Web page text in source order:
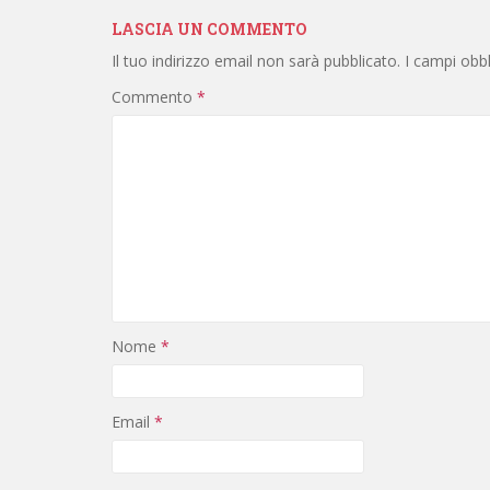
LASCIA UN COMMENTO
Il tuo indirizzo email non sarà pubblicato. I campi
Commento *
Nome *
Email *